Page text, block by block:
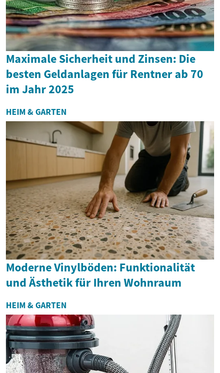
Maximale Sicherheit und Zinsen: Die
besten Geldanlagen für Rentner ab 70
im Jahr 2025
HEIM & GARTEN
Moderne Vinylböden: Funktionalität
und Ästhetik für Ihren Wohnraum
HEIM & GARTEN